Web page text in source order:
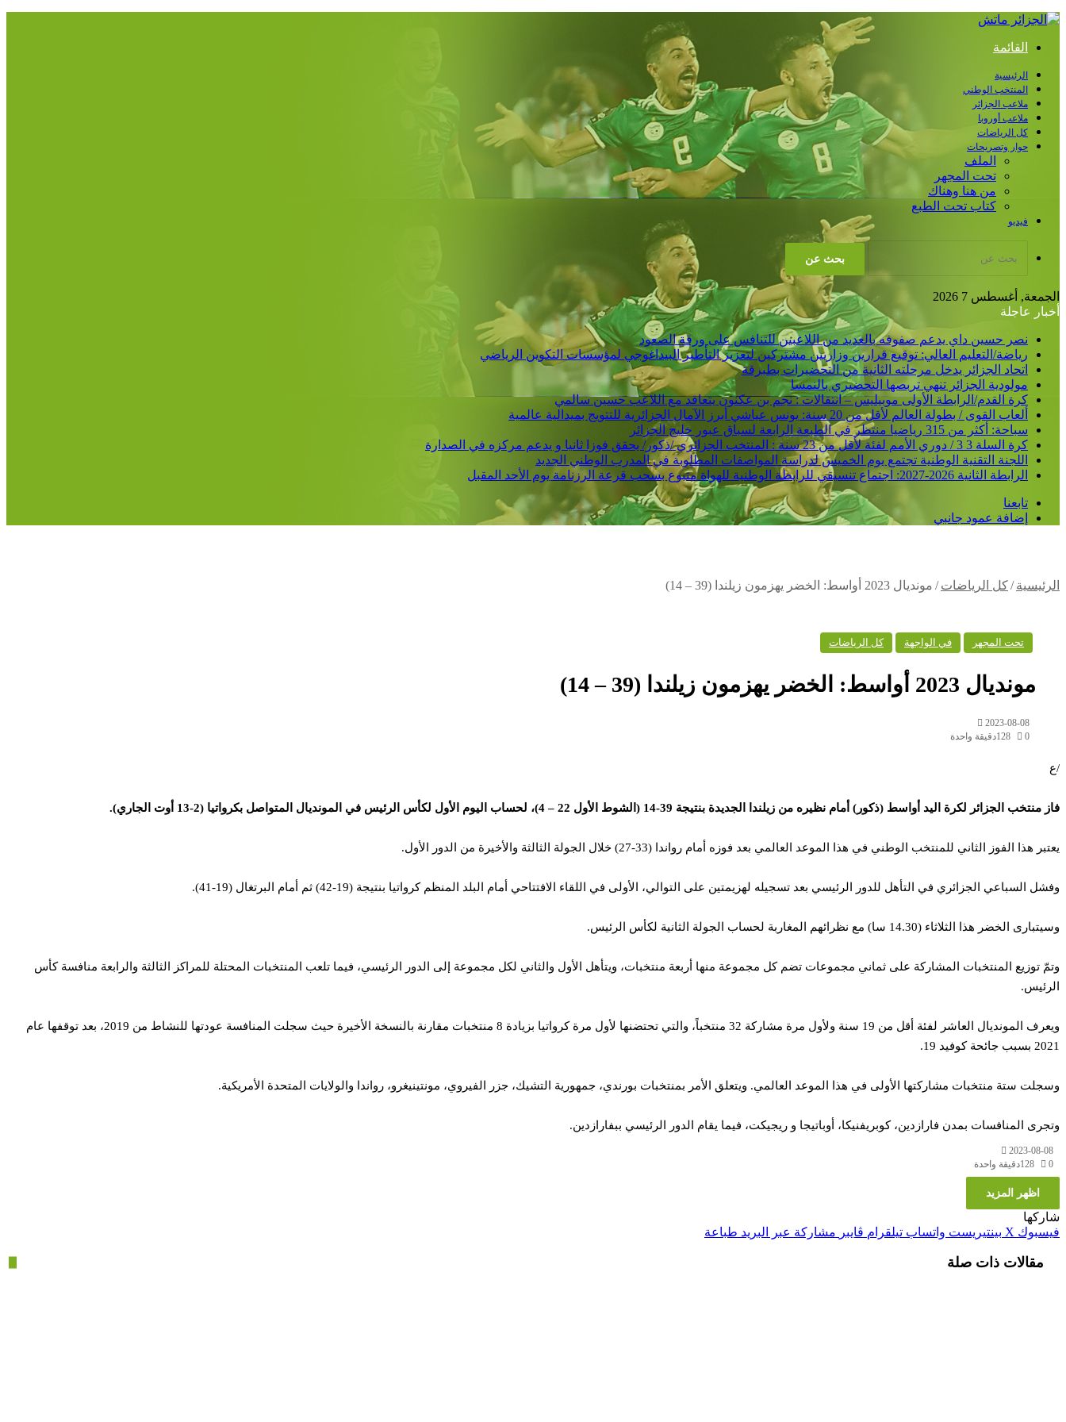
القائمة
الرئيسية
المنتخب الوطني
ملاعب الجزائر
ملاعب أوروبا
كل الرياضات
حوار وتصريحات
الملف
تحت المجهر
من هنا وهناك
كتاب تحت الطبع
فيديو
بحث عن
الجمعة, أغسطس 7 2026
أخبار عاجلة
نصر حسين داي يدعم صفوفه بالعديد من اللاعبين للتنافس على ورقة الصعود
رياضة/التعليم العالي: توقيع قرارين وزاريين مشتركين لتعزيز التأطير البيداغوجي لمؤسسات التكوين الرياضي
اتحاد الجزائر يدخل مرحلته الثانية من التحضيرات بطبرقة
مولودية الجزائر تنهي تربصها التحضيري بالنمسا
كرة القدم/الرابطة الأولى موبيليس – انتقالات : نجم بن عكنون يتعاقد مع اللاعب حسين سالمي
ألعاب القوى / بطولة العالم لأقل من 20 سنة: يونس عياشي أبرز الآمال الجزائرية للتتويج بميدالية عالمية
سباحة: أكثر من 315 رياضيا منتظر في الطبعة الرابعة لسباق عبور خليج الجزائر
كرة السلة 3 3 / دوري الأمم لفئة لأقل من 23 سنة : المنتخب الجزائري /ذكور/ يحقق فوزا ثانيا و يدعم مركزه في الصدارة
اللجنة التقنية الوطنية تجتمع يوم الخميس لدراسة المواصفات المطلوبة في المدرب الوطني الجديد
الرابطة الثانية 2026-2027: اجتماع تنسيقي للرابطة الوطنية للهواة متبوع بسحب قرعة الرزنامة يوم الأحد المقبل
تابعنا
إضافة عمود جانبي
الرئيسية /كل الرياضات / مونديال 2023 أواسط: الخضر يهزمون زيلندا (39 – 14)
تحت المجهر في الواجهة كل الرياضات
مونديال 2023 أواسط: الخضر يهزمون زيلندا (39 – 14)
2023-08-08
0
128دقيقة واحدة
/ع
فاز منتخب الجزائر لكرة اليد أواسط (ذكور) أمام نظيره من زيلندا الجديدة بنتيجة 39-14 (الشوط الأول 22 – 4)، لحساب اليوم الأول لكأس الرئيس في المونديال المتواصل بكرواتيا (2-13 أوت الجاري).
يعتبر هذا الفوز الثاني للمنتخب الوطني في هذا الموعد العالمي بعد فوزه أمام رواندا (33-27) خلال الجولة الثالثة والأخيرة من الدور الأول.
وفشل السباعي الجزائري في التأهل للدور الرئيسي بعد تسجيله لهزيمتين على التوالي، الأولى في اللقاء الافتتاحي أمام البلد المنظم كرواتيا بنتيجة (19-42) ثم أمام البرتغال (19-41).
وسيتبارى الخضر هذا الثلاثاء (14.30 سا) مع نظرائهم المغاربة لحساب الجولة الثانية لكأس الرئيس.
وتمّ توزيع المنتخبات المشاركة على ثماني مجموعات تضم كل مجموعة منها أربعة منتخبات، ويتأهل الأول والثاني لكل مجموعة إلى الدور الرئيسي، فيما تلعب المنتخبات المحتلة للمراكز الثالثة والرابعة منافسة كأس
الرئيس.
ويعرف المونديال العاشر لفئة أقل من 19 سنة ولأول مرة مشاركة 32 منتخباً، والتي تحتضنها لأول مرة كرواتيا بزيادة 8 منتخبات مقارنة بالنسخة الأخيرة حيث سجلت المنافسة عودتها للنشاط من 2019، بعد توقفها عام
2021 بسبب جائحة كوفيد 19.
وسجلت ستة منتخبات مشاركتها الأولى في هذا الموعد العالمي. ويتعلق الأمر بمنتخبات بورندي، جمهورية التشيك، جزر الفيروي، مونتينيغرو، رواندا والولايات المتحدة الأمريكية.
وتجرى المنافسات بمدن فارازدين، كوبريفنيكا، أوباتيجا و ريجيكت، فيما يقام الدور الرئيسي ببفارازدين.
2023-08-08
0
128دقيقة واحدة
اظهر المزيد
شاركها
فيسبوك ‫X بينتيريست واتساب تيلقرام ڤايبر مشاركة عبر البريد طباعة
مقالات ذات صلة